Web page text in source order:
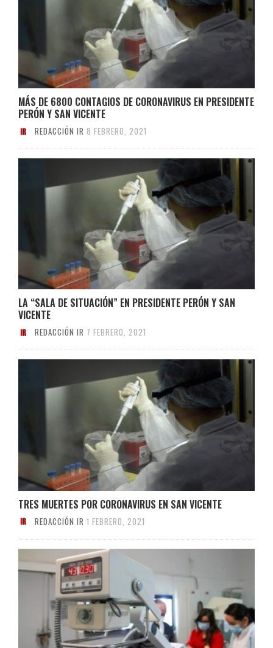
MÁS DE 6800 CONTAGIOS DE CORONAVIRUS EN PRESIDENTE
PERÓN Y SAN VICENTE
REDACCIÓN IR 8 FEBRERO, 2021
LA “SALA DE SITUACIÓN” EN PRESIDENTE PERÓN Y SAN
VICENTE
REDACCIÓN IR 7 FEBRERO, 2021
TRES MUERTES POR CORONAVIRUS EN SAN VICENTE
REDACCIÓN IR 1 FEBRERO, 2021